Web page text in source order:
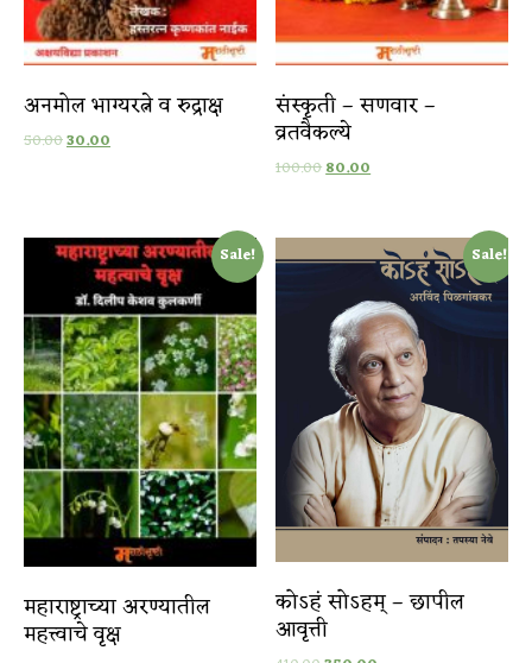
अनमोल भाग्यरत्ने व रुद्राक्ष
50.0030.00
संस्कृती – सणवार –
व्रतवैकल्ये
100.0080.00
Sale!
महाराष्ट्राच्या अरण्यातील
महत्त्वाचे वृक्ष
Sale!
कोऽहं सोऽहम् – छापील
आवृत्ती